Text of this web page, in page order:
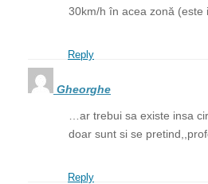
30km/h în acea zonă (este
Reply
Gheorghe
…ar trebui sa existe insa
doar sunt si se
Reply